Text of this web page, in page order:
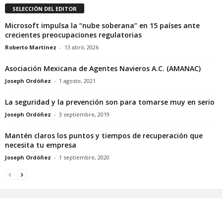
SELECCIÓN DEL EDITOR
Microsoft impulsa la “nube soberana” en 15 países ante
crecientes preocupaciones regulatorias
Roberto Martínez - 13 abril, 2026
Asociación Mexicana de Agentes Navieros A.C. (AMANAC)
Joseph Ordóñez - 1 agosto, 2021
La seguridad y la prevención son para tomarse muy en serio
Joseph Ordóñez - 3 septiembre, 2019
Mantén claros los puntos y tiempos de recuperación que
necesita tu empresa
Joseph Ordóñez - 1 septiembre, 2020